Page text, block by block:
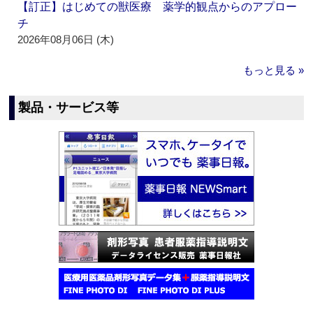
【訂正】はじめての獣医療 薬学的観点からのアプロー
チ
2026年08月06日 (木)
もっと見る »
製品・サービス等